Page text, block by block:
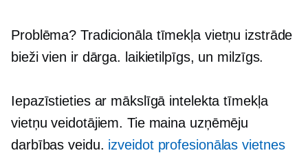
Problēma? Tradicionāla tīmekļa vietņu izstrāde
bieži vien ir dārga. laikietilpīgs, un milzīgs.
Iepazīstieties ar mākslīgā intelekta tīmekļa
vietņu veidotājiem. Tie maina uzņēmēju
darbības veidu. izveidot profesionālas vietnes